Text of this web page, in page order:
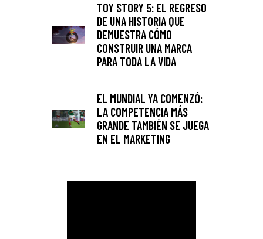
TOY STORY 5: EL REGRESO
DE UNA HISTORIA QUE
DEMUESTRA CÓMO
CONSTRUIR UNA MARCA
PARA TODA LA VIDA
EL MUNDIAL YA COMENZÓ:
LA COMPETENCIA MÁS
GRANDE TAMBIÉN SE JUEGA
EN EL MARKETING